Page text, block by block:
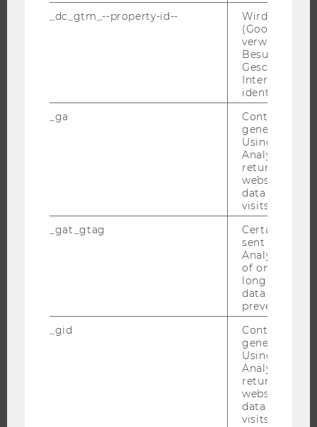
UNIVERSITÄT
CAMPUS
RESEARCH CAREER
_dc_gtm_--property-id--
Wird von
(Google Tag
verwendet,
Besucher
Geschlecht
Interessen zu
identifizieren.
_ga
Contains a
generated
Using this
Analytics can
returning
website and
data from
visits.
_gat_gtag
Certain data
sent to
Analytics a
of once per
long as it is
data
prevented.
_gid
Contains a
generated
Using this
Analytics can
returning
website and
data from
visits.